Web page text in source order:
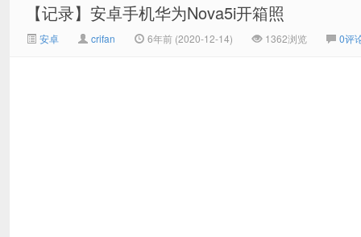
【记录】安卓手机华为Nova5i开箱照
安卓 crifan 6年前 (2020-12-14) 1362浏览 0评